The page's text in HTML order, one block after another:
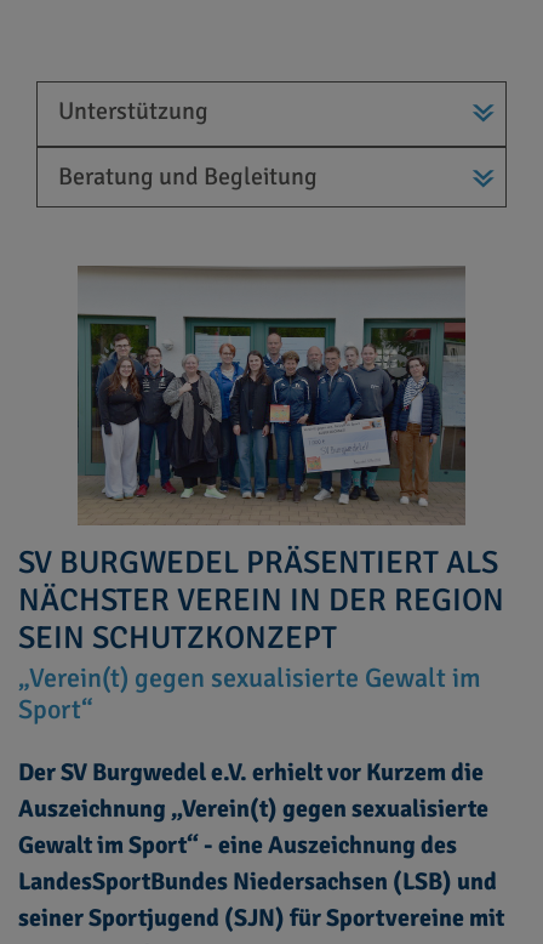
Unterstützung
Beratung und Begleitung
SV BURGWEDEL PRÄSENTIERT ALS
NÄCHSTER VEREIN IN DER REGION
SEIN SCHUTZKONZEPT
„Verein(t) gegen sexualisierte Gewalt im
Sport“
Der SV Burgwedel e.V. erhielt vor Kurzem die
Auszeichnung „Verein(t) gegen sexualisierte
Gewalt im Sport“ - eine Auszeichnung des
LandesSportBundes Niedersachsen (LSB) und
seiner Sportjugend (SJN) für Sportvereine mit